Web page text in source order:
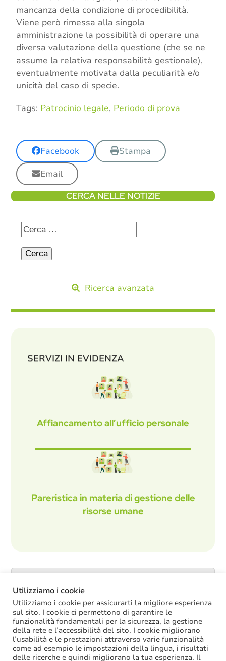
mancanza della condizione di procedibilità.
Viene però rimessa alla singola
amministrazione la possibilità di operare una
diversa valutazione della questione (che se ne
assume la relativa responsabilità gestionale),
eventualmente motivata dalla peculiarità e/o
unicità del caso di specie.
Tags: Patrocinio legale, Periodo di prova
Facebook
Stampa
Email
CERCA NELLE NOTIZIE
Ricerca avanzata
SERVIZI IN EVIDENZA
Affiancamento all’ufficio personale
Pareristica in materia di gestione delle
risorse umane
ULTIME NOTIZIE
Oggi in Cdm il nuovo “Decreto PA”: molte
Utilizziamo i cookie
Utilizziamo i cookie per assicurarti la migliore esperienza
sul sito. I cookie ci permettono di garantire le
funzionalità fondamentali per la sicurezza, la gestione
della rete e l’accessibilità del sito. I cookie migliorano
l’usabilità e le prestazioni attraverso varie funzionalità
come ad esempio le impostazioni della lingua, i risultati
delle ricerche e quindi migliorano la tua esperienza. Il